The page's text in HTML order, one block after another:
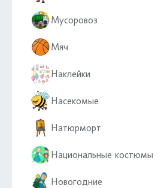
Мусоровоз
Мяч
Наклейки
Насекомые
Натюрморт
Национальные костюмы
Новогодние